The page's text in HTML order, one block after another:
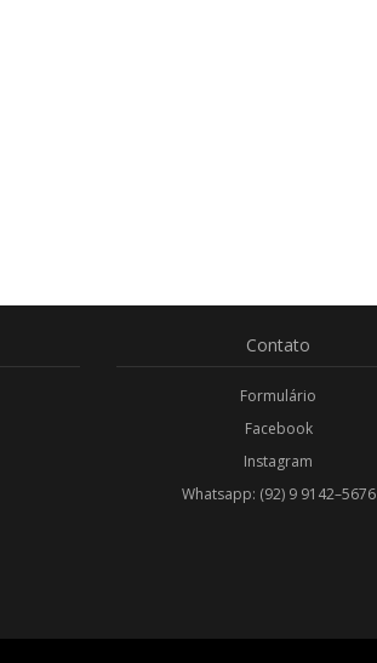
Contato
Formulário
Facebook
Instagram
Whatsapp: (92) 9 9142–5676